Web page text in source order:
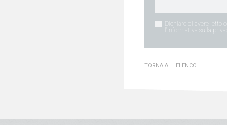
Dichiaro di avere letto
l'informativa sulla
TORNA ALL'ELENCO